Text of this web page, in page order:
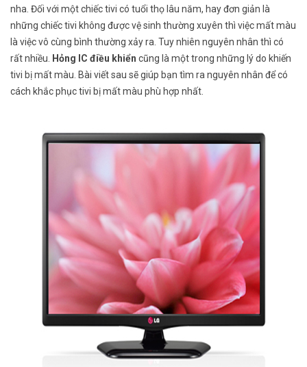
nha. Đối với một chiếc tivi có tuổi thọ lâu năm, hay đơn giản là
những chiếc tivi không được vệ sinh thường xuyên thì việc mất màu
là việc vô cùng bình thường xảy ra. Tuy nhiên nguyên nhân thì có
rất nhiều.
Hỏng IC điều khiển cũng là một trong những lý do khiến
tivi bị mất màu. Bài viết sau sẽ giúp bạn tìm ra nguyên nhân để có
cách khắc phục tivi bị mất màu phù hợp nhất.